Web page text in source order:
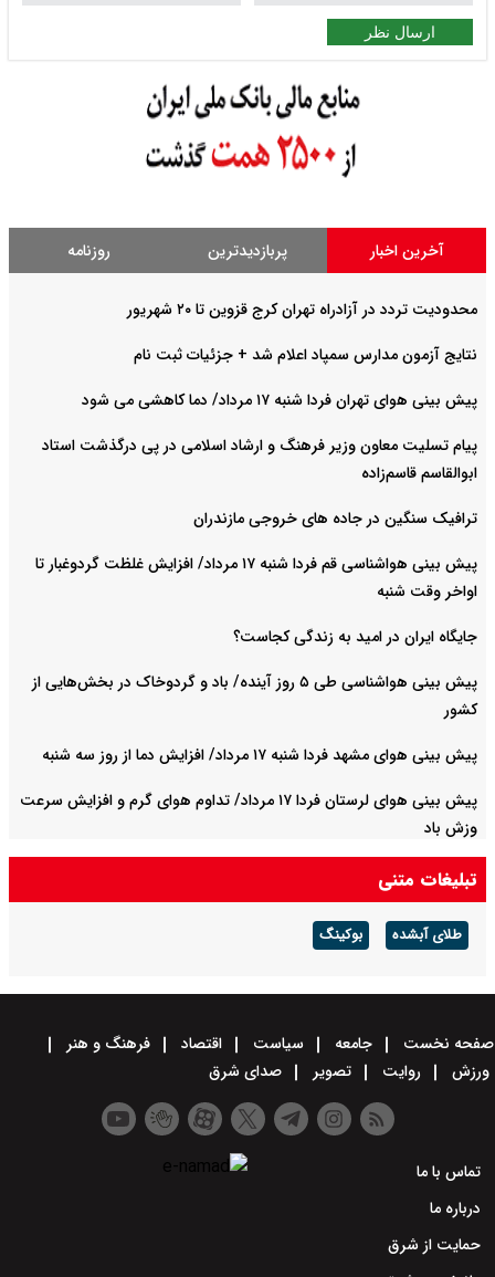
ارسال نظر
آخرین اخبار پربازدیدترین روزنامه
محدودیت تردد در آزادراه تهران کرج قزوین تا ۲۰ شهریور
نتایج آزمون مدارس سمپاد اعلام شد + جزئیات ثبت نام
پیش بینی هوای تهران فردا شنبه ۱۷ مرداد/ دما کاهشی می شود
پیام تسلیت معاون وزیر فرهنگ و ارشاد اسلامی در پی درگذشت استاد
ابوالقاسم قاسم‌زاده
ترافیک سنگین در جاده های خروجی مازندران
پیش بینی هواشناسی قم فردا شنبه ۱۷ مرداد/ افزایش غلظت گردوغبار تا
اواخر وقت شنبه
جایگاه ایران در امید به زندگی کجاست؟
پیش بینی هواشناسی طی ۵ روز آینده/ باد و گردوخاک در بخش‌هایی از
کشور
پیش بینی هوای مشهد فردا شنبه ۱۷ مرداد/ افزایش دما از روز سه شنبه
پیش بینی هوای لرستان فردا ۱۷ مرداد/ تداوم هوای گرم و افزایش سرعت
وزش باد
تبلیغات متنی
طلای آبشده بوکینگ
صفحه نخست جامعه سیاست اقتصاد
فرهنگ و هنر
ورزش
روایت تصویر صدای شرق
تماس با ما
درباره ما
حمایت از شرق